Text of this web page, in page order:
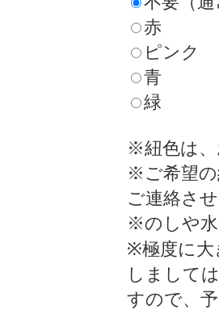
赤
ピンク
青
緑
※紐色は
※ご希望の
ご連絡さ
※のしや
※極度に大
しまして
すので、